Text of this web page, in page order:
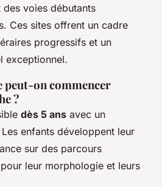
voies débutants
Ces sites offrent un cadre
progressifs et un
exceptionnel.
peut-on commencer
?
dès 5 ans avec un
enfants développent leur
sur des parcours
leur morphologie et leurs